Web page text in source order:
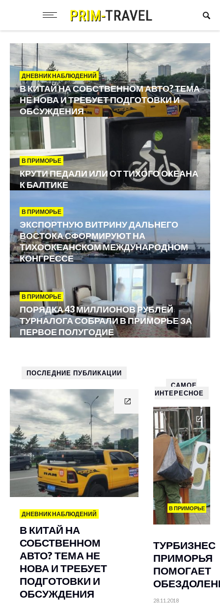
ДНЕВНИК НАБЛЮДЕНИЙ
В КИТАЙ НА СОБСТВЕННОМ АВТО? ТЕМА
НЕ НОВА И ТРЕБУЕТ ПОДГОТОВКИ И
ОБСУЖДЕНИЯ
В ПРИМОРЬЕ
КРУТИ ПЕДАЛИ ИЛИ ОТ ТИХОГО ОКЕАНА
К БАЛТИКЕ
В ПРИМОРЬЕ
ЭКСПОРТНУЮ ВИТРИНУ ДАЛЬНЕГО
ВОСТОКА СФОРМИРУЮТ НА
ТИХООКЕАНСКОМ МЕЖДУНАРОДНОМ
КОНГРЕССЕ
В ПРИМОРЬЕ
ПОРЯДКА 43 МИЛЛИОНОВ РУБЛЕЙ
ТУРНАЛОГА СОБРАЛИ В ПРИМОРЬЕ ЗА
ПЕРВОЕ ПОЛУГОДИЕ
ПОСЛЕДНИЕ ПУБЛИКАЦИИ
ДНЕВНИК НАБЛЮДЕНИЙ
В КИТАЙ НА
СОБСТВЕННОМ
АВТО? ТЕМА НЕ
НОВА И ТРЕБУЕТ
ПОДГОТОВКИ И
ОБСУЖДЕНИЯ
САМОЕ
ИНТЕРЕСНОЕ
В ПРИМОРЬЕ
ТУРБИЗНЕС
ПРИМОРЬЯ
ПОМОГАЕТ
28.11.2018